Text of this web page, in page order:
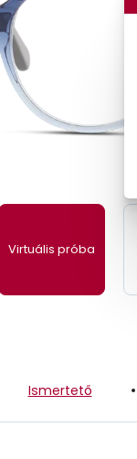
Virtuális próba
Ismertető